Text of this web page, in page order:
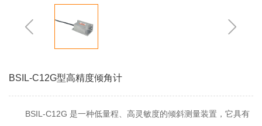
BSIL-C12G型高精度倾角计
BSIL-C12G 是一种低量程、高灵敏度的倾斜测量装置，它具有